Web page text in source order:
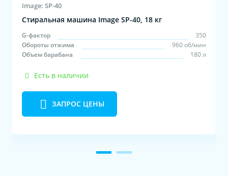
Image: SP-40
Стиральная машина Image SP-40, 18 кг
G-фактор
350
Обороты отжима
960 об/мин
Объем барабана
180 л
Есть в наличии
ЗАПРОС ЦЕНЫ